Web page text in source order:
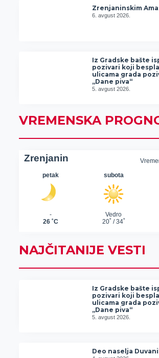
Zrenjaninskim
6. avgust 2026.
Iz Gradske bašte
pozivari koji
ulicama grada
„Dane piva“
5. avgust 2026.
VREMENSKA
NAJČITANIJE VESTI
Iz Gradske bašte
pozivari koji
ulicama grada
„Dane piva“
5. avgust 2026.
Deo naselja